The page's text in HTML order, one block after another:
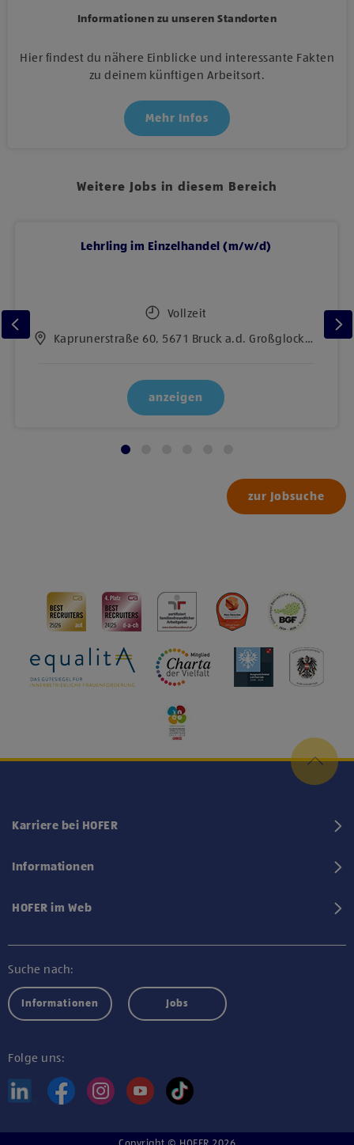
Informationen zu unseren Standorten
Hier findest du nähere Einblicke und interessante Fakten
zu deinem künftigen Arbeitsort.
Mehr Infos
Weitere Jobs in diesem Bereich
Lehrling im Einzelhandel (m/w/d)
Vollzeit
Kaprunerstraße 60, 5671 Bruck a.d. Großglocknerstr.
anzeigen
zur Jobsuche
Karriere bei HOFER
Informationen
HOFER im Web
Suche nach:
Informationen Jobs
Folge uns: